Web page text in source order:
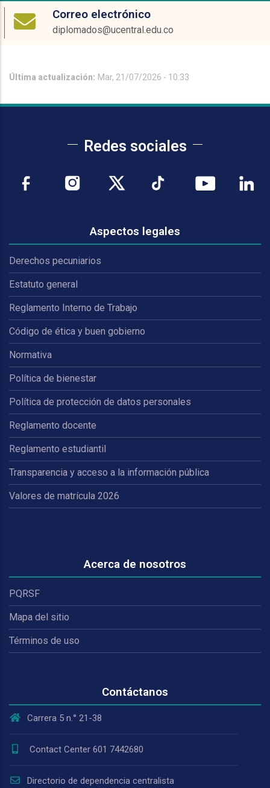
Correo electrónico
diplomados@ucentral.edu.co
Última actualización: Mar, 21/07/2026 - 10:33
Redes sociales
Aspectos legales
Derechos pecuniarios
Estatuto general
Reglamento Interno de Trabajo
Código de ética y buen gobierno
Normativa
Política de bienestar
Política de protección de datos personales
Reglamento docente
Reglamento estudiantil
Transparencia y acceso a la información pública
Valores de matrícula 2026
Acerca de nosotros
PQRSF
Mapa del sitio
Términos de uso
Contáctanos
Carrera 5 n.° 21-38
Contact Center 601 7442680
Directorio de dependencia centralista